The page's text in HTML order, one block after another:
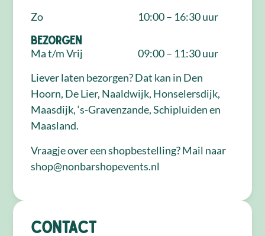
Zo
10:00 – 16:30 uur
Bezorgen
Ma t/m Vrij
09:00 – 11:30 uur
Liever laten bezorgen? Dat kan in Den
Hoorn, De Lier, Naaldwijk, Honselersdijk,
Maasdijk, ‘s-Gravenzande, Schipluiden en
Maasland.
Vraagje over een shopbestelling? Mail naar
shop@nonbarshopevents.nl
Contact